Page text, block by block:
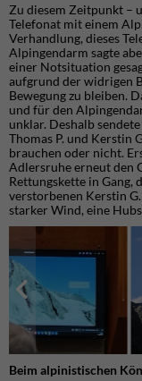
Zu diesem Zeitpunkt –
Telefonat mit einem
Verhandlung, dieses
Alpingendarm sagte
einer Notsituation
aufgrund der widrigen
Bewegung zu bleiben.
und für den
unklar. Deshalb
Thomas P. und Kerstin
brauchen oder nicht.
Adlersruhe erneut den
Rettungskette in Gang,
verstorbenen Kerstin
starker Wind, eine
Beim alpinistischen